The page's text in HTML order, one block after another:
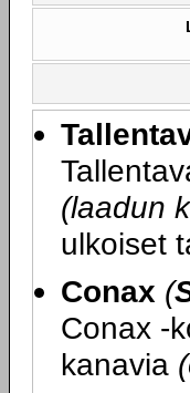
(laadun
ulkoiset
Conax (
Conax -
kanavia